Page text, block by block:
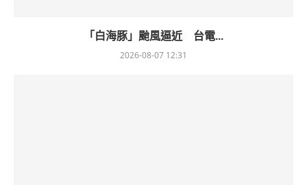
「白海豚」颱風逼近 台電...
2026-08-07 12:31